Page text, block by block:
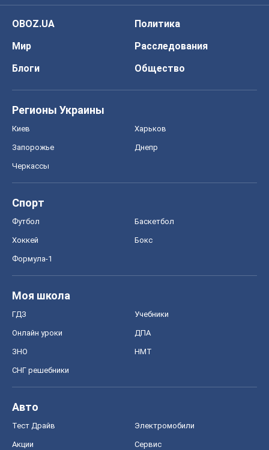
OBOZ.UA
Политика
Мир
Расследования
Блоги
Общество
Регионы Украины
Киев Харьков
Запорожье Днепр
Черкассы
Спорт
Футбол Баскетбол
Хоккей Бокс
Формула-1
Моя школа
ГДЗ Учебники
Онлайн уроки ДПА
ЗНО НМТ
СНГ решебники
Авто
Тест Драйв Электромобили
Акции Сервис